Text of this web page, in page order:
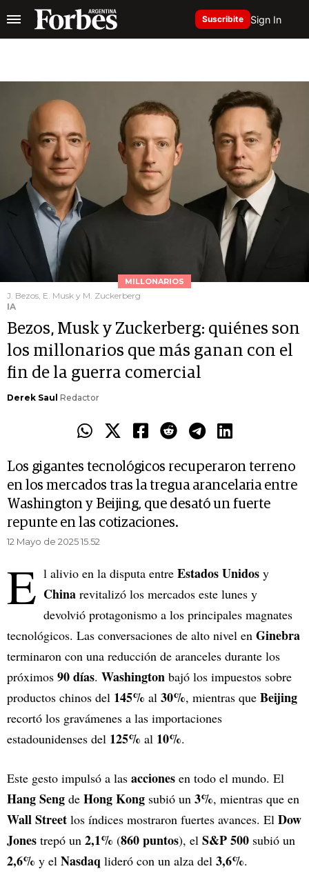
Suscribite Sign In
MILLONARIOS
J. Bezos, E. Musk y M. Zuckerberg
IA
Bezos, Musk y Zuckerberg: quiénes son
los millonarios que más ganan con el
fin de la guerra comercial
Derek Saul Redactor
Los gigantes tecnológicos recuperaron terreno
en los mercados tras la tregua arancelaria entre
Washington y Beijing, que desató un fuerte
repunte en las cotizaciones.
12 Mayo de 2025 15.52
E l alivio en la disputa entre Estados Unidos y
China revitalizó los mercados este lunes y
devolvió protagonismo a los principales magnates
tecnológicos. Las conversaciones de alto nivel en Ginebra
terminaron con una reducción de aranceles durante los
próximos 90 días. Washington bajó los impuestos sobre
productos chinos del 145% al 30%, mientras que Beijing
recortó los gravámenes a las importaciones
estadounidenses del 125% al 10%.
Este gesto impulsó a las acciones en todo el mundo. El
Hang Seng de Hong Kong subió un 3%, mientras que en
Wall Street los índices mostraron fuertes avances. El Dow
Jones trepó un 2,1% (860 puntos), el S&P 500 subió un
2,6% y el Nasdaq lideró con un alza del 3,6%.